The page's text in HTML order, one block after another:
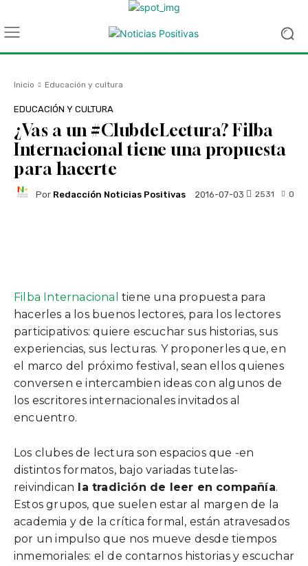
Inicio Educación y cultura
EDUCACIÓN Y CULTURA
¿Vas a un #ClubdeLectura? Filba
Internacional tiene una propuesta
para hacerte
Por Redacción Noticias Positivas 2016-07-03 0
2531
Filba Internacional tiene una propuesta para
hacerles a los buenos lectores, para los lectores
participativos: quiere escuchar sus historias, sus
experiencias, sus lecturas. Y proponerles que, en
el marco del próximo festival, sean ellos quienes
conversen e intercambien ideas con algunos de
los escritores internacionales invitados al
encuentro.
Los clubes de lectura son espacios que -en
distintos formatos, bajo variadas tutelas-
reivindican la tradición de leer en compañía.
Estos grupos, que suelen estar al margen de la
academia y de la crítica formal, están atravesados
por un impulso que nos mueve desde tiempos
inmemoriales: el de contarnos historias y escuchar